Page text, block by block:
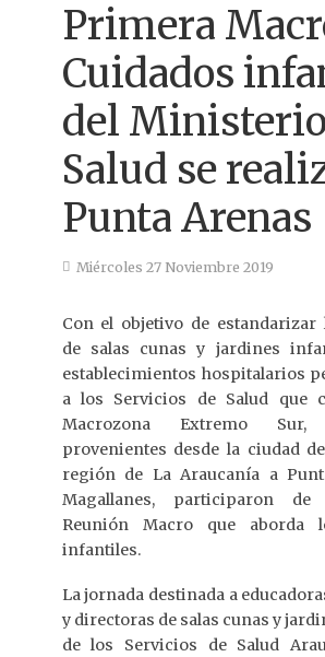
Primera
Cuidados
del
Salud se
Punta Arenas
Miércoles 27 Noviembre 2019
Con el objetivo de estandarizar
de salas cunas y jardines
establecimientos hospitalarios
a los Servicios de Salud que
Macrozona Extremo Sur,
provenientes desde la ciudad
región de La Araucanía a
Magallanes, participaron
Reunión Macro que aborda
infantiles.
La jornada destinada a
y directoras de salas cunas y
de los Servicios de Salud